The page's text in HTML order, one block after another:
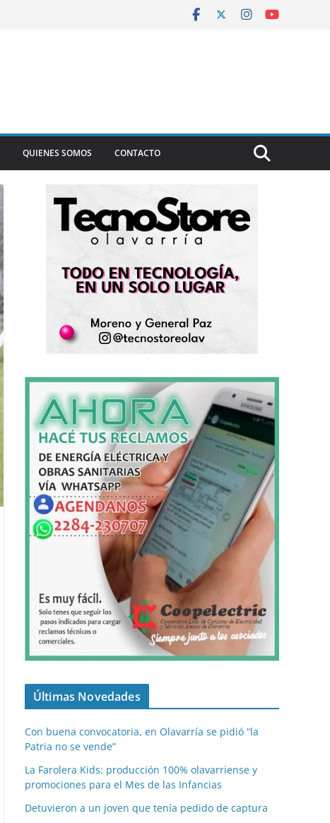
QUIENES SOMOS CONTACTO
Últimas Novedades
Con buena convocatoria, en Olavarría se pidió “la
Patria no se vende”
La Farolera Kids: producción 100% olavarriense y
promociones para el Mes de las Infancias
Detuvieron a un joven que tenía pedido de captura